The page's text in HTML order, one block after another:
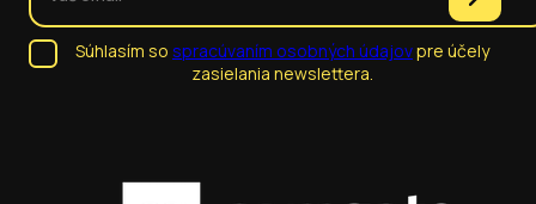
Súhlasím so spracúvaním osobných údajovpre účely
zasielania newslettera.